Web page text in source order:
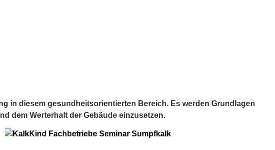
in diesem gesundheitsorientierten Bereich. Es werden Grundlagen
dem Werterhalt der Gebäude einzusetzen.